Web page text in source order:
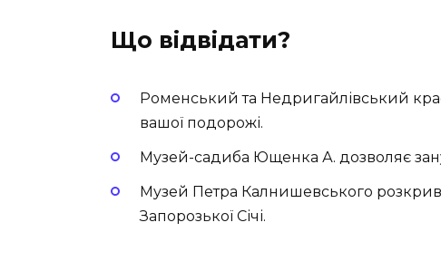
Що відвідати?
Роменський та Недригайлівський
вашої подорожі.
Музей-садиба Ющенка А. дозволяє
Музей Петра Калнишевського
Запорозької Січі.